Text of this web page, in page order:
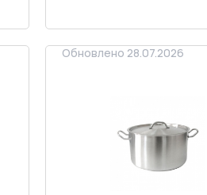
Обновлено 28.07.2026